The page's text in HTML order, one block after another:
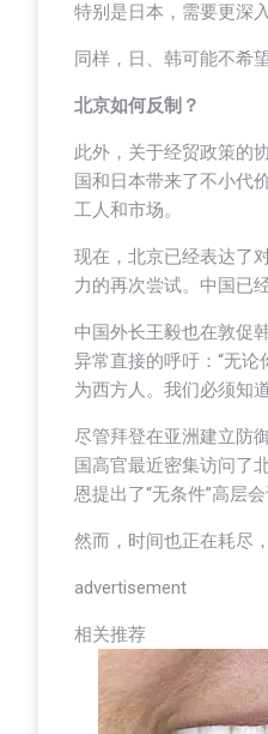
特别是日本，需要更深
同样，日、韩可能不希
北京如何反制？
此外，关于经贸政策的
国和日本带来了不小代
工人和市场。
现在，北京已经表达了
力的再次尝试。中国已
中国外长王毅也在敦促
异常直接的呼吁：“无
为西方人。我们必须知
尽管拜登在亚洲建立防
国高官最近密集访问了
恩提出了“无条件”高层会
然而，时间也正在耗尽
advertisement
相关推荐